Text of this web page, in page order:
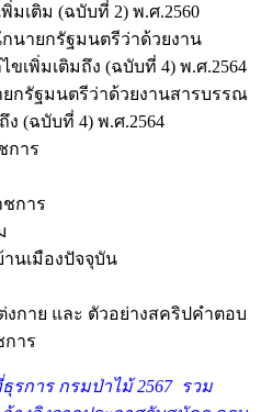
มเติม (ฉบับที่ 2) พ.ศ.2560
นายกรัฐมนตรีว่าด้วยงาน
เพิ่มเติมถึง (ฉบับที่ 4) พ.ศ.2564
กรัฐมนตรีว่าด้วยงานสารบรรณ
ง (ฉบับที่ 4) พ.ศ.2564
การ
ชการ
นเมืองปัจจุบัน
งกาย และ ตัวอย่างสคริปคำตอบ
าร
รการ กรมป่าไม้ 2567 รวม